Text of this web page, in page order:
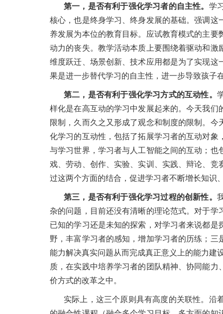
第一，是否有利于强化学习者的自主性。 学
核心，也是终身学习、终身发展的基础。强调
养发展为本位的教育目标。应试教育模式的主
动力的丧失。教学活动本质上要围绕着驱动和
维度跃迁、场景创新、技术应用都是为了实现
果是进一步替代学习的自主性，进一步导致孩子
第二，是否有利于强化学习方式的互动性。
样化是在高互动的学习中发展起来的。今天我
限制，久而久之又形成了观念和制度的限制。
化学习的互动性，包括了拓展学习者的互动对
与学习世界，学习者与人工智能之间的互动；
戏、劳动、创作、实验、实训、实践、辩论、
过这两个方面的结合，促进学习者不断增长知识
第三，是否有利于强化学习过程的创新性。
杂的问题，目前还没有清晰的理论范式。对于
已知的学习还是未知的探索，对学习者来说都
野，丰富学习者的感知，增加学习者的历练；
能力解决真实问题从而完成真正意义上的能力建
质，在实践中培养学习者的团队精神、协同能
价方式的改革之中。
实际上，这三个原则具有高度的关联性。沿